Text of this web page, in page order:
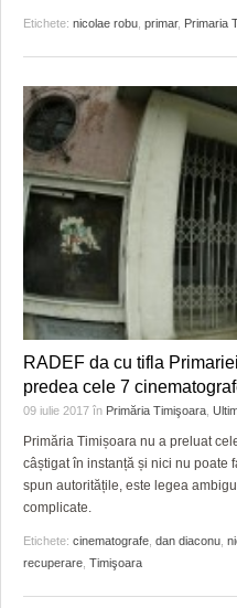
Etichete: nicolae robu primar, Primaria
RADEF da cu tifla
predea cele 7
09 iulie 2017 în Primăria Timişoara
Primăria Timișoara nu a preluat
câștigat în instanță și nici nu poate
spun autoritățile, este legea
complicate.
Etichete: cinematografe dan diaconu
recuperare Timişoara